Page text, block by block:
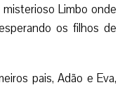
Limbo onde
os filhos de
pais, Adão e Eva,